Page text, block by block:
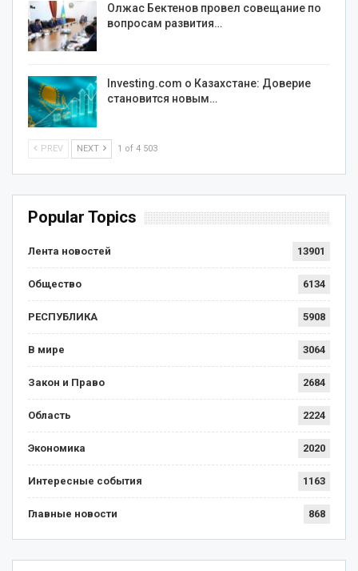
Олжас Бектенов провел совещание по
вопросам развития…
Investing.com о Казахстане: Доверие
становится новым…
PREV NEXT 1 of 4 503
Popular Topics
Лента новостей 13901
Общество 6134
РЕСПУБЛИКА 5908
В мире 3064
Закон и Право 2684
Область 2224
Экономика 2020
Интересные события 1163
Главные новости 868